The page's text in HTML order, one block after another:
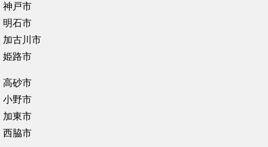
神戸市
明石市
加古川市
姫路市
高砂市
小野市
加東市
西脇市